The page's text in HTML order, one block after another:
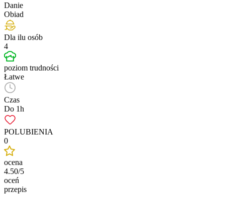
Danie
Obiad
Dla ilu osób
4
poziom trudności
Łatwe
Czas
Do 1h
POLUBIENIA
0
ocena
4.50/5
oceń
przepis